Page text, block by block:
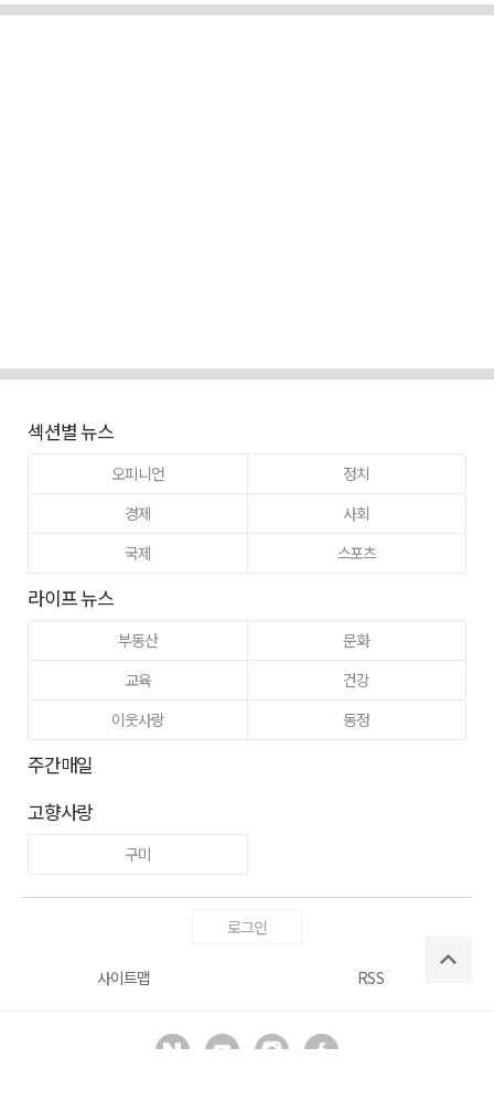
섹션별 뉴스
오피니언
정치
경제
사회
국제
스포츠
라이프 뉴스
부동산
문화
교육
건강
이웃사랑
동정
주간매일
고향사랑
구미
로그인
사이트맵 RSS